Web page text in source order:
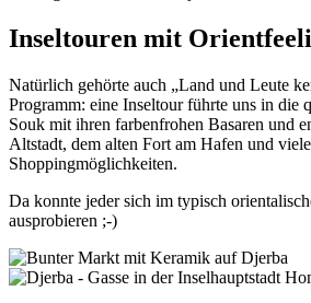
Inseltouren mit
Natürlich gehörte auch „Land und Leute
Programm: eine Inseltour führte uns in die
Souk mit ihren farbenfrohen Basaren und
Altstadt, dem alten Fort am Hafen und
Shoppingmöglichkeiten.
Da konnte jeder sich im typisch
ausprobieren ;-)